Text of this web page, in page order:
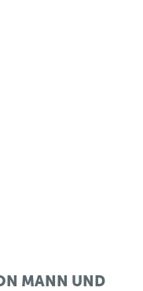
MANN UND